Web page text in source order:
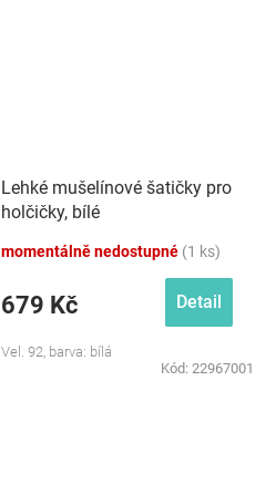
Lehké mušelínové šatičky pro
holčičky, bílé
momentálně nedostupné (1 ks)
679 Kč Detail
Vel. 92, barva: bílá
Kód: 22967001